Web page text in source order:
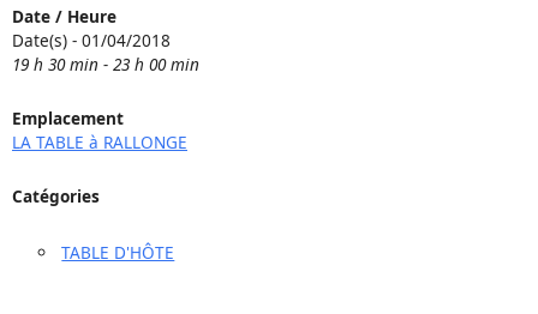
Date / Heure
Date(s) - 01/04/2018
19 h 30 min - 23 h 00 min
Emplacement
LA TABLE à RALLONGE
Catégories
TABLE D'HÔTE